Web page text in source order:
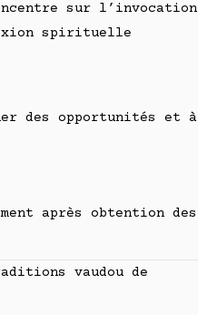
sur l’invocation
spirituelle
des opportunités et à
après obtention des
vaudou de